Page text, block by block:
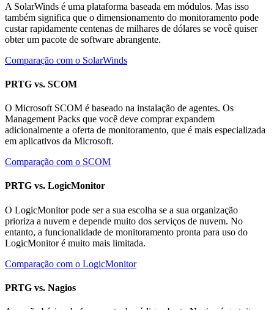
A SolarWinds é uma plataforma baseada em módulos. Mas isso
também significa que o dimensionamento do monitoramento pode
custar rapidamente centenas de milhares de dólares se você quiser
obter um pacote de software abrangente.
Comparação com o SolarWinds
PRTG vs. SCOM
O Microsoft SCOM é baseado na instalação de agentes. Os
Management Packs que você deve comprar expandem
adicionalmente a oferta de monitoramento, que é mais especializada
em aplicativos da Microsoft.
Comparação com o SCOM
PRTG vs. LogicMonitor
O LogicMonitor pode ser a sua escolha se a sua organização
prioriza a nuvem e depende muito dos serviços de nuvem. No
entanto, a funcionalidade de monitoramento pronta para uso do
LogicMonitor é muito mais limitada.
Comparação com o LogicMonitor
PRTG vs. Nagios